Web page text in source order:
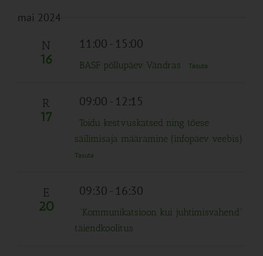
kuupäev.
mai 2024
N
16
11:00- 15:00
BASF põllupäev Vändras Tasuta
R
17
09:00- 12:15
Toidu kestvuskatsed ning tõese
säilimisaja määramine (infopäev veebis)
Tasuta
E
20
09:30- 16:30
“Kommunikatsioon kui juhtimisvahend”
täiendkoolitus